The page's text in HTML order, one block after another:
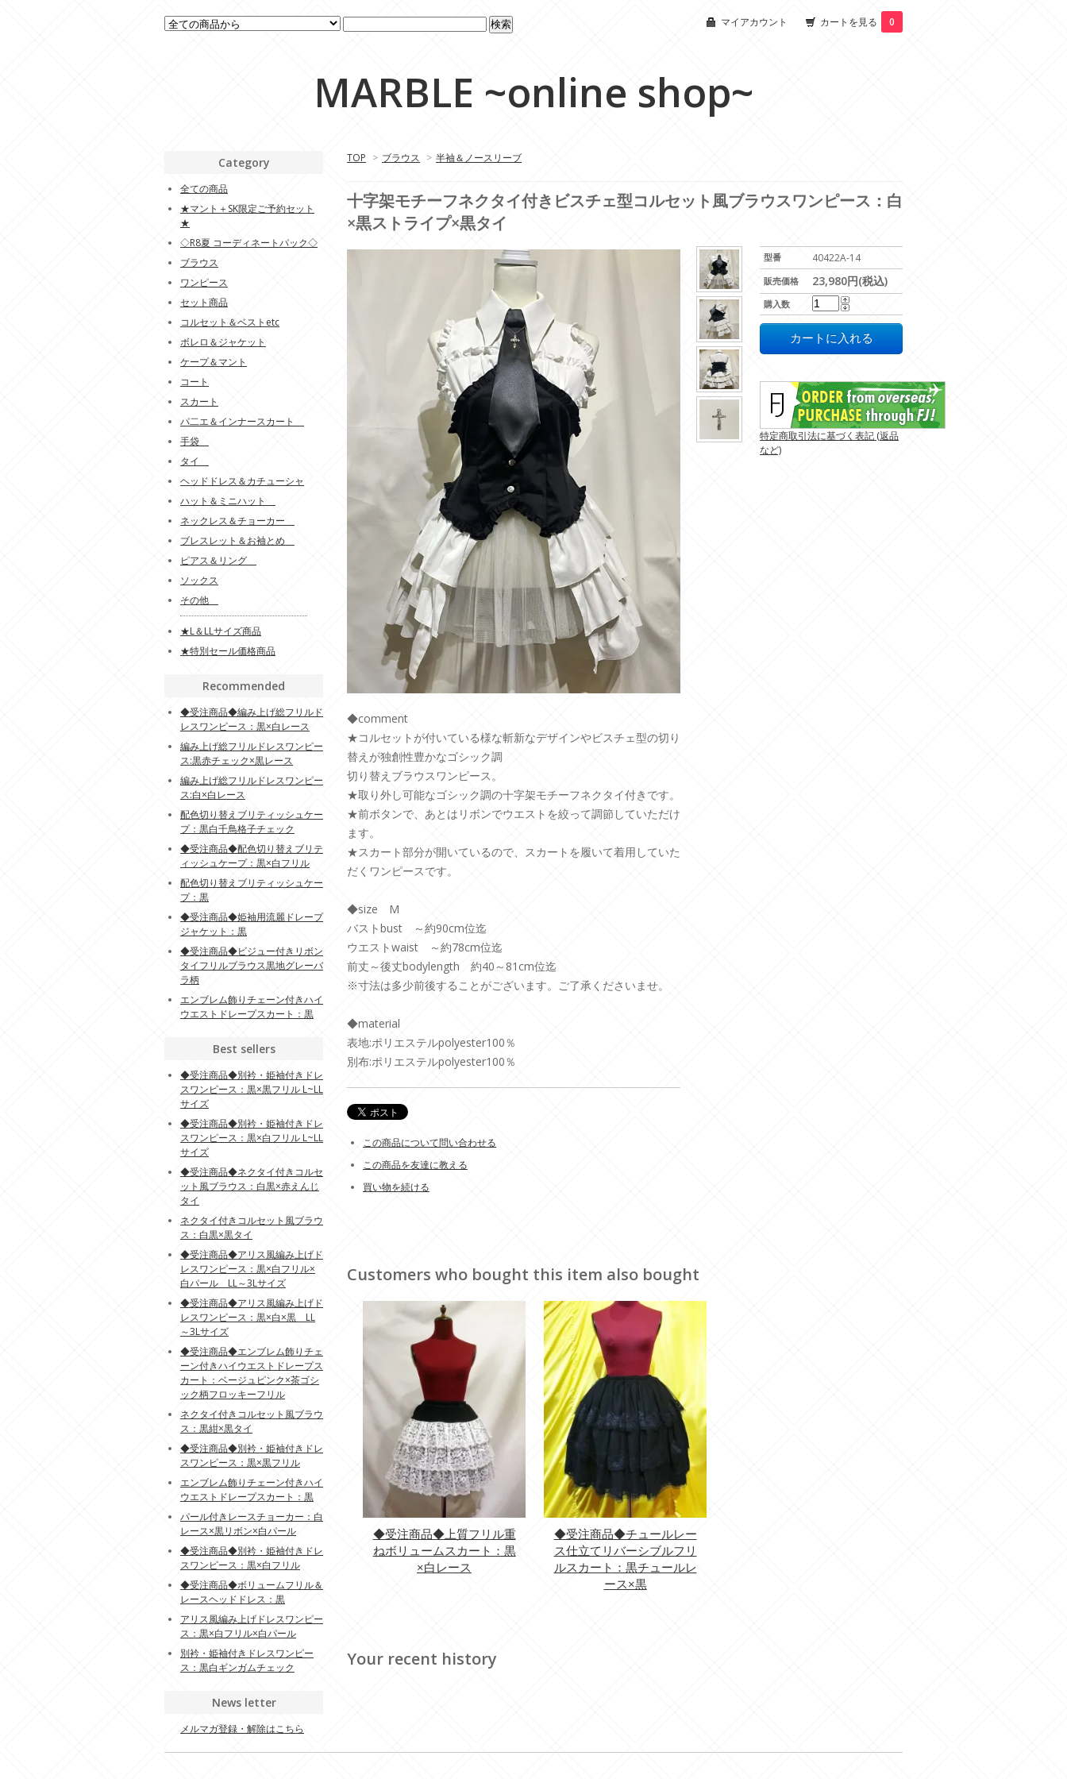
マイアカウント カートを見る 0
MARBLE ~online shop~
TOP > ブラウス > 半袖＆ノースリーブ
十字架モチーフネクタイ付きビスチェ型コルセット風ブラウスワンピース：白
×黒ストライプ×黒タイ
型番 40422A-14
販売価格 23,980円(税込)
購入数
特定商取引法に基づく表記 (返品
など)
◆comment
★コルセットが付いている様な斬新なデザインやビスチェ型の切り
替えが独創性豊かなゴシック調
切り替えブラウスワンピース。
★取り外し可能なゴシック調の十字架モチーフネクタイ付きです。
★前ボタンで、あとはリボンでウエストを絞って調節していただけ
ます。
★スカート部分が開いているので、スカートを履いて着用していた
だくワンピースです。
◆size M
バストbust ～約90cm位迄
ウエストwaist ～約78cm位迄
前丈～後丈bodylength 約40～81cm位迄
※寸法は多少前後することがございます。ご了承くださいませ。
◆material
表地:ポリエステルpolyester100％
別布:ポリエステルpolyester100％
この商品について問い合わせる
この商品を友達に教える
買い物を続ける
Customers who bought this item also bought
◆受注商品◆上質フリル重
ねボリュームスカート：黒
×白レース
◆受注商品◆チュールレー
ス仕立てリバーシブルフリ
ルスカート：黒チュールレ
ース×黒
Your recent history
Category
全ての商品
★マント＋SK限定ご予約セット
★
◇R8夏 コーディネートパック◇
ブラウス
ワンピース
セット商品
コルセット＆ベストetc
ボレロ＆ジャケット
ケープ＆マント
コート
スカート
パ二エ＆インナースカート
手袋
タイ
ヘッドドレス＆カチューシャ
ハット＆ミニハット
ネックレス＆チョーカー
ブレスレット＆お袖とめ
ピアス＆リング
ソックス
その他
★L＆LLサイズ商品
★特別セール価格商品
Recommended
◆受注商品◆編み上げ総フリルド
レスワンピース：黒×白レース
編み上げ総フリルドレスワンピー
ス:黒赤チェック×黒レース
編み上げ総フリルドレスワンピー
ス:白×白レース
配色切り替えブリティッシュケー
プ：黒白千鳥格子チェック
◆受注商品◆配色切り替えブリテ
ィッシュケープ：黒×白フリル
配色切り替えブリティッシュケー
プ：黒
◆受注商品◆姫袖用流麗ドレープ
ジャケット：黒
◆受注商品◆ビジュー付きリボン
タイフリルブラウス黒地グレーバ
ラ柄
エンブレム飾りチェーン付きハイ
ウエストドレープスカート：黒
Best sellers
◆受注商品◆別衿・姫袖付きドレ
スワンピース：黒×黒フリル L~LL
サイズ
◆受注商品◆別衿・姫袖付きドレ
スワンピース：黒×白フリル L~LL
サイズ
◆受注商品◆ネクタイ付きコルセ
ット風ブラウス：白黒×赤えんじ
タイ
ネクタイ付きコルセット風ブラウ
ス：白黒×黒タイ
◆受注商品◆アリス風編み上げド
レスワンピース：黒×白フリル×
白パール LL～3Lサイズ
◆受注商品◆アリス風編み上げド
レスワンピース：黒×白×黒 LL
～3Lサイズ
◆受注商品◆エンブレム飾りチェ
ーン付きハイウエストドレープス
カート：ベージュピンク×茶ゴシ
ック柄フロッキーフリル
ネクタイ付きコルセット風ブラウ
ス：黒紺×黒タイ
◆受注商品◆別衿・姫袖付きドレ
スワンピース：黒×黒フリル
エンブレム飾りチェーン付きハイ
ウエストドレープスカート：黒
パール付きレースチョーカー：白
レース×黒リボン×白パール
◆受注商品◆別衿・姫袖付きドレ
スワンピース：黒×白フリル
◆受注商品◆ボリュームフリル＆
レースヘッドドレス：黒
アリス風編み上げドレスワンピー
ス：黒×白フリル×白パール
別衿・姫袖付きドレスワンピー
ス：黒白ギンガムチェック
News letter
メルマガ登録・解除はこちら